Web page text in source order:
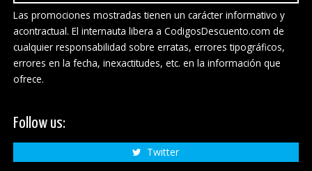
Las promociones mostradas tienen un carácter informativo y
acontractual. El internauta libera a CodigosDescuento.com de
cualquier responsabilidad sobre erratas, errores tipográficos,
errores en la fecha, inexactitudes, etc. en la información que
ofrece.
Follow us:
Twitter